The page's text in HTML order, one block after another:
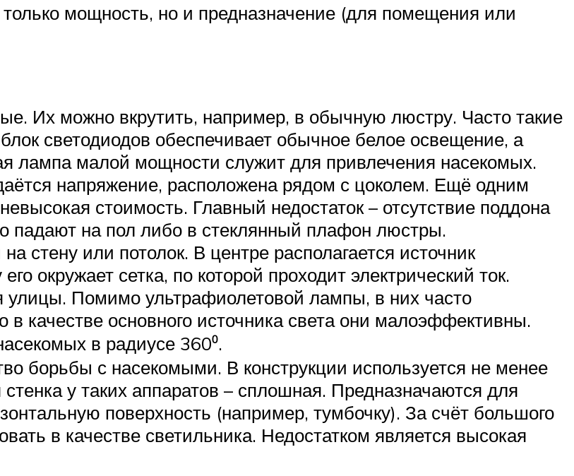
мощность, но и предназначение (для помещения или
Их можно вкрутить, например, в обычную люстру. Часто такие
светодиодов обеспечивает обычное белое освещение, а
лампа малой мощности служит для привлечения насекомых.
напряжение, расположена рядом с цоколем. Ещё одним
стоимость. Главный недостаток – отсутствие поддона
падают на пол либо в стеклянный плафон люстры.
стену или потолок. В центре располагается источник
окружает сетка, по которой проходит электрический ток.
Помимо ультрафиолетовой лампы, в них часто
в качестве основного источника света они малоэффективны.
в радиусе 360⁰.
борьбы с насекомыми. В конструкции используется не менее
у таких аппаратов – сплошная. Предназначаются для
поверхность (например, тумбочку). За счёт большого
в качестве светильника. Недостатком является высокая